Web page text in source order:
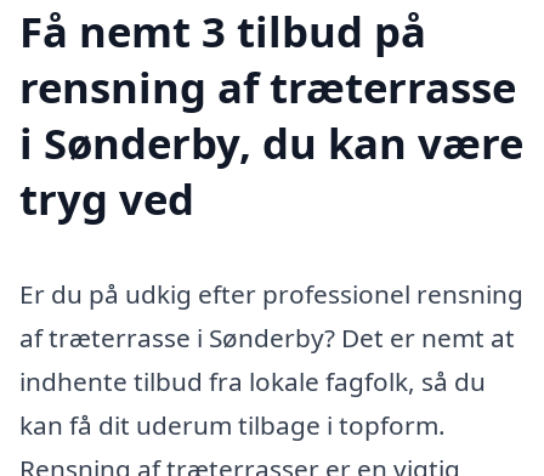
Få nemt 3 tilbud på
rensning af træterrasse
i Sønderby, du kan være
tryg ved
Er du på udkig efter professionel rensning
af træterrasse i Sønderby? Det er nemt at
indhente tilbud fra lokale fagfolk, så du
kan få dit uderum tilbage i topform.
Rensning af træterrasser er en vigtig